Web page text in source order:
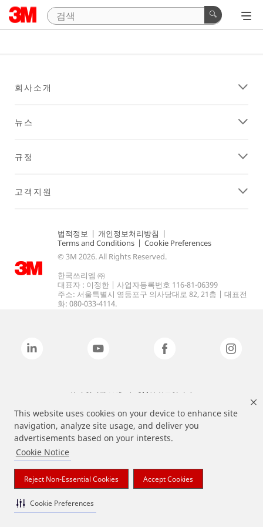
This website uses cookies on your device to enhance site
navigation, analyze site usage, and deliver you
advertisements based on your interests.
Cookie Notice
Reject Non-Essential Cookies Accept Cookies
Cookie Preferences
회사소개
뉴스
규정
고객지원
법적정보 | 개인정보처리방침 |
Terms and Conditions | Cookie Preferences
© 3M 2026. All Rights Reserved.
한국쓰리엠 ㈜
대표자 : 이정한 | 사업자등록번호 116-81-06399
주소: 서울특별시 영등포구 의사당대로 82, 21층 | 대표전
화: 080-033-4114.
상기 열거된 브랜드는 3M의 상표입니다.